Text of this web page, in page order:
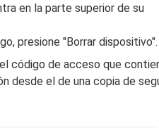
en la parte superior de su
presione "Borrar dispositivo".
código de acceso que
desde el de una copia de